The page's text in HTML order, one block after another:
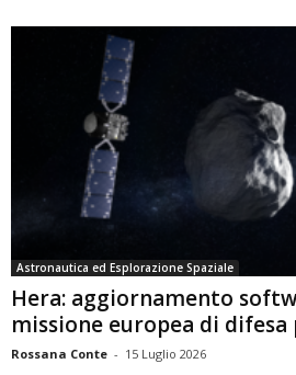
Astronautica ed Esplorazione Spaziale
Hera: aggiornamento
missione europea di difesa
Rossana Conte - 15 Luglio 2026